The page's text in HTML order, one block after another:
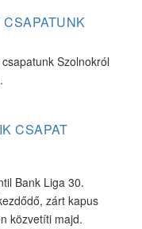
Szolnokról
CSAPAT
Bank Liga 30.
zárt kapus